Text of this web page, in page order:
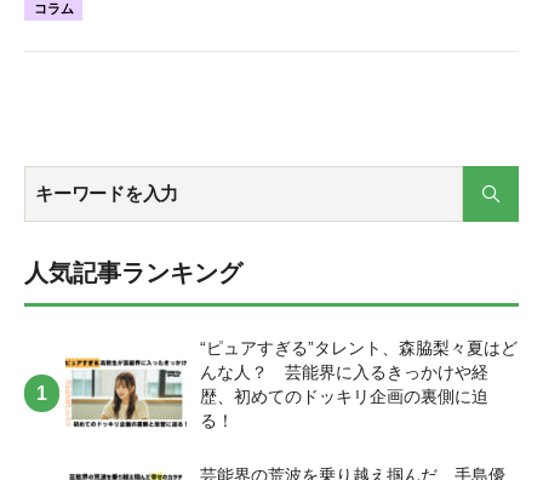
て『コンテンツレコメンダー』と題し、所属のタレントたちがハマっ
子を見ること。 【YouTubeチャンネル「あるごめとりい」】
https://www.youtube.com/watch?v=r0teW3oL05E [ふきだし
ンショット-2022-09-26-15.07.57.jpg" align="left" name="若林萌々"
col_border="#FD9A8B" col="#fcdcd7" type="thinking" border="on"
icon_shape="circle"]私が最近よく観ているYouTubeチャンネル「あるご
めとりい」さんです！元々テレビ局で働いていた方が編集をしてい
て、動画の編集がプロすぎてテレビを観てるみたいです！動画の内容
は、奇妙な話や凶悪事件についてなどかなりゾクッとするような話が
多くて、ついつい何本も一気に観てしまいます！1人で深夜に観ている
と怖くなることもありますが、それくらい動画に引き込まれる世界観
ド”『自炊したい気持ちになる料理動画！』 高橋 聖那(たかはし せいな)
コラム
人気記事ランキング
“ピュアすぎる”タレント、森脇梨々夏はど
んな人？ 芸能界に入るきっかけや経
歴、初めてのドッキリ企画の裏側に迫
る！
芸能界の荒波を乗り越え掴んだ、手島優